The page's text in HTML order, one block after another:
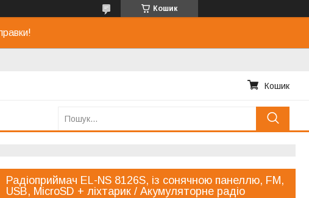
Кошик
Кошик
Радіоприймач EL-NS 8126S, із сонячною панеллю, FM,
USB, MicroSD + ліхтарик / Акумуляторне радіо